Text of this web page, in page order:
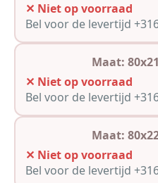
✕ Niet op voorraad
Bel voor de levertijd
Maat:
✕ Niet op voorraad
Bel voor de levertijd
Maat:
✕ Niet op voorraad
Bel voor de levertijd